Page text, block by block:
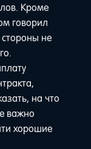
Кроме
говорил
не
на что
важно
хорошие